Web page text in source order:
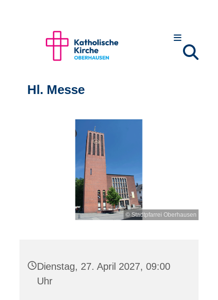
Hl. Messe
© Stadtpfarrei Oberhausen
Dienstag, 27. April 2027, 09:00
Uhr